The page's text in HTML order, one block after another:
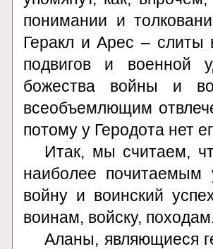
понимании и
Геракл и Арес – слиты
подвигов и военной
божества войны и
всеобъемлющим
потому у Геродота нет
Итак, мы считаем,
наиболее почитаемым
войну и воинский
воинам, войску,
Аланы, являющиеся